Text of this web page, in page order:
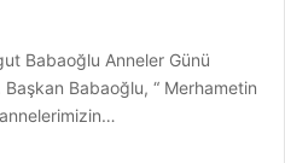
Babaoğlu Anneler Günü
Başkan Babaoğlu, “ Merhametin